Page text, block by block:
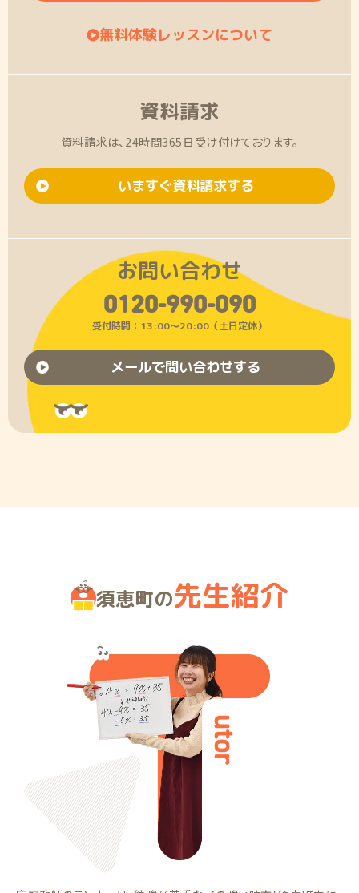
無料体験レッスンについて
資料請求
資料請求は、24時間365日受け付けております。
いますぐ資料請求する
お問い合わせ
0120-990-090
受付時間：13:00〜20:00（土日定休）
メールで問い合わせする
須恵町の先生紹介